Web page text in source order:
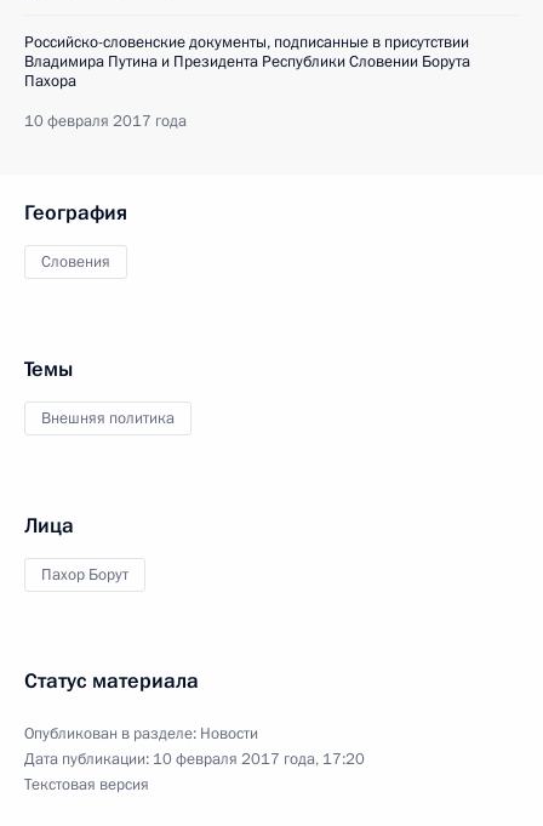
Российско-словенские документы, подписанные в присутствии
Владимира Путина и Президента Республики Словении Борута
Пахора
10 февраля 2017 года
География
Словения
Темы
Внешняя политика
Лица
Пахор Борут
Статус материала
Опубликован в разделе: Новости
Дата публикации: 10 февраля 2017 года, 17:20
Текстовая версия